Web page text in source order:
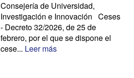
Consejería de Universidad,
Investigación e Innovación Ceses
- Decreto 32/2026, de 25 de
febrero, por el que se dispone el
cese... Leer más